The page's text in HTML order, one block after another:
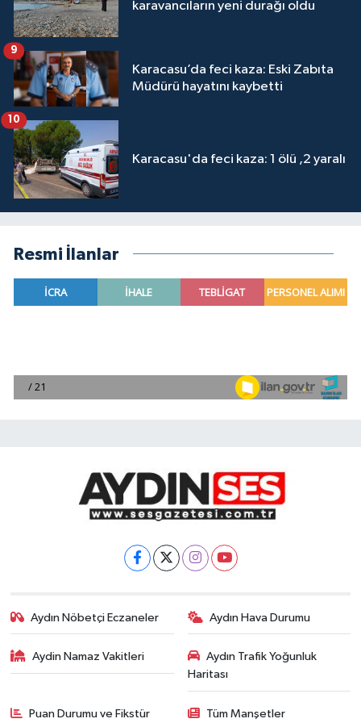
karavancıların yeni durağı oldu
Karacasu’da feci kaza: Eski Zabıta
Müdürü hayatını kaybetti
9
Karacasu'da feci kaza: 1 ölü ,2 yaralı
10
Resmi İlanlar
Aydın Nöbetçi Eczaneler Aydın Hava Durumu
Aydin Namaz Vakitleri
Aydın Trafik Yoğunluk
Haritası
Puan Durumu ve Fikstür Tüm Manşetler